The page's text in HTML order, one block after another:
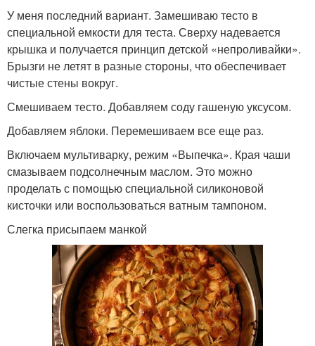
У меня последний вариант. Замешиваю тесто в
специальной емкости для теста. Сверху надевается
крышка и получается принцип детской «непроливайки».
Брызги не летят в разные стороны, что обеспечивает
чистые стены вокруг.
Смешиваем тесто. Добавляем соду гашеную уксусом.
Добавляем яблоки. Перемешиваем все еще раз.
Включаем мультиварку, режим «Выпечка». Края чаши
смазываем подсолнечным маслом. Это можно
проделать с помощью специальной силиконовой
кисточки или воспользоваться ватным тампоном.
Слегка присыпаем манкой